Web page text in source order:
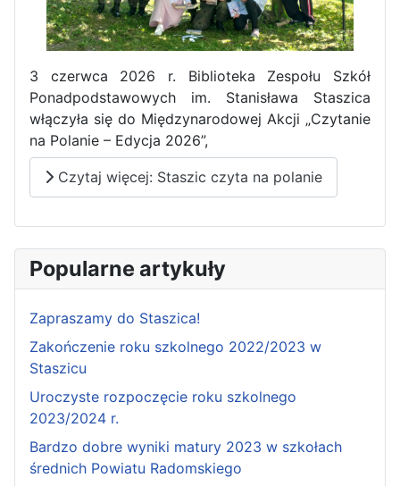
3 czerwca 2026 r. Biblioteka Zespołu Szkół
Ponadpodstawowych im. Stanisława Staszica
włączyła się do Międzynarodowej Akcji „Czytanie
na Polanie – Edycja 2026”,
Czytaj więcej: Staszic czyta na polanie
Popularne artykuły
Zapraszamy do Staszica!
Zakończenie roku szkolnego 2022/2023 w
Staszicu
Uroczyste rozpoczęcie roku szkolnego
2023/2024 r.
Bardzo dobre wyniki matury 2023 w szkołach
średnich Powiatu Radomskiego